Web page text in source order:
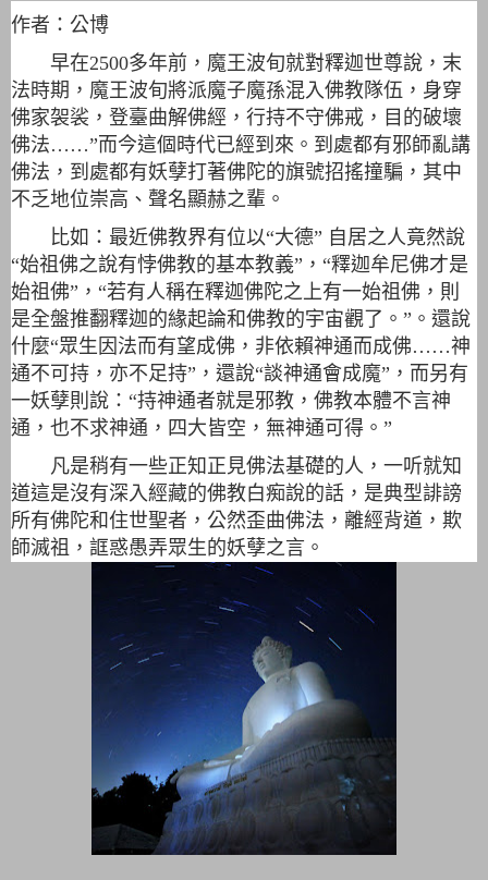
作者：公博
早在2500多年前，魔王波旬就對釋迦世尊說，末
法時期，魔王波旬將派魔子魔孫混入佛教隊伍，身穿
佛家袈裟，登臺曲解佛經，行持不守佛戒，目的破壞
佛法……”而今這個時代已經到來。到處都有邪師亂講
佛法，到處都有妖孽打著佛陀的旗號招搖撞騙，其中
不乏地位崇高、聲名顯赫之輩。
比如：最近佛教界有位以“大德” 自居之人竟然說
“始祖佛之說有悖佛教的基本教義”，“釋迦牟尼佛才是
始祖佛”，“若有人稱在釋迦佛陀之上有一始祖佛，則
是全盤推翻釋迦的緣起論和佛教的宇宙觀了。”。還說
什麼“眾生因法而有望成佛，非依賴神通而成佛……神
通不可持，亦不足持”，還說“談神通會成魔”，而另有
一妖孽則說：“持神通者就是邪教，佛教本體不言神
通，也不求神通，四大皆空，無神通可得。”
凡是稍有一些正知正見佛法基礎的人，一听就知
道這是沒有深入經藏的佛教白痴說的話，是典型誹謗
所有佛陀和住世聖者，公然歪曲佛法，離經背道，欺
師滅祖，誆惑愚弄眾生的妖孽之言。